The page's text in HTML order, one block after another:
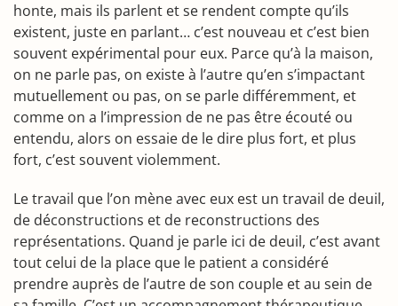
honte, mais ils parlent et se rendent compte qu’ils
existent, juste en parlant… c’est nouveau et c’est bien
souvent expérimental pour eux. Parce qu’à la maison,
on ne parle pas, on existe à l’autre qu’en s’impactant
mutuellement ou pas, on se parle différemment, et
comme on a l’impression de ne pas être écouté ou
entendu, alors on essaie de le dire plus fort, et plus
fort, c’est souvent violemment.
Le travail que l’on mène avec eux est un travail de deuil,
de déconstructions et de reconstructions des
représentations. Quand je parle ici de deuil, c’est avant
tout celui de la place que le patient a considéré
prendre auprès de l’autre de son couple et au sein de